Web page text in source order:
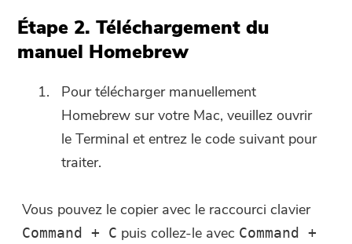
Étape 2. Téléchargement du
manuel Homebrew
Pour télécharger manuellement
Homebrew sur votre Mac, veuillez ouvrir
le Terminal et entrez le code suivant pour
traiter.
Vous pouvez le copier avec le raccourci clavier
Command + C puis collez-le avec Command +